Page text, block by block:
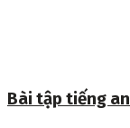
Bài tập tiếng